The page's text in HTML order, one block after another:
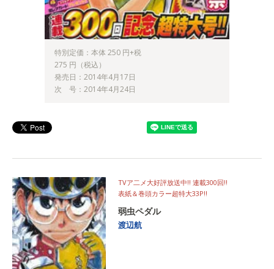
特別定価：本体 250 円+税
275 円（税込）
発売日：2014年4月17日
次 号：2014年4月24日
TVア二メ大好評放送中!! 連載300回!!
表紙＆巻頭カラー超特大33P!!
弱虫ペダル
渡辺航